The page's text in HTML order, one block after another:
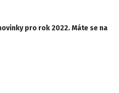
pro rok 2022. Máte se na